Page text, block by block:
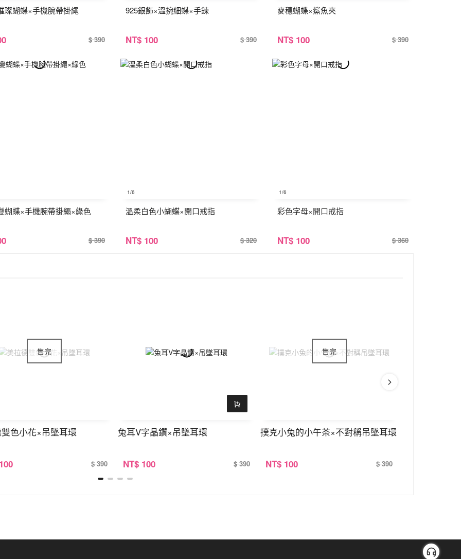
璨蝴蝶×手機腕帶掛繩
$ 390
925銀飾×溫捥細蝶×手鍊
NT$ 100 $ 390
麥穗蝴蝶×鯊魚夾
NT$ 100 $ 390
蝴蝶×手機腕帶掛繩×綠色
$ 390
1/6
溫柔白色小蝴蝶×開口戒指
NT$ 100 $ 320
1/6
彩色字母×開口戒指
NT$ 100 $ 360
色小花×吊墜耳環
$ 390
兔耳V字晶鑽×吊墜耳環
NT$ 100 $ 390
撲克小兔的小午茶×不對稱吊墜耳環
NT$ 100 $ 390